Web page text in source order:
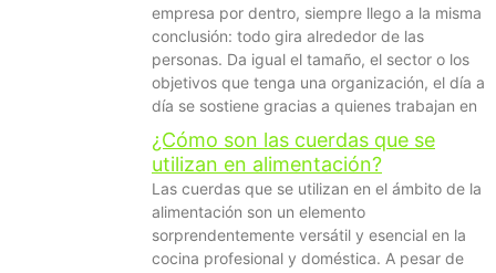
empresa por dentro, siempre llego a la misma
conclusión: todo gira alrededor de las
personas. Da igual el tamaño, el sector o los
objetivos que tenga una organización, el día a
día se sostiene gracias a quienes trabajan en
¿Cómo son las cuerdas que se
utilizan en alimentación?
Las cuerdas que se utilizan en el ámbito de la
alimentación son un elemento
sorprendentemente versátil y esencial en la
cocina profesional y doméstica. A pesar de